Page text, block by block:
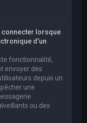
connecter lorsque
d’un
fonctionnalité,
envoyer des
depuis un
une
ou des